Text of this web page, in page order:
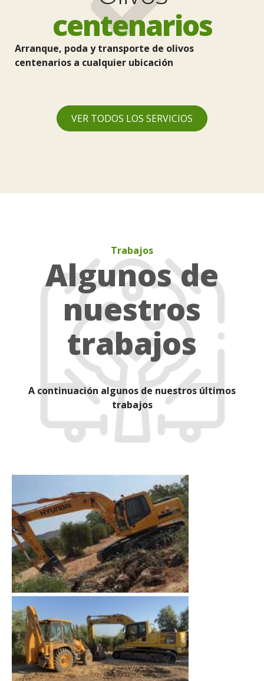
centenarios
Arranque, poda y transporte de olivos
centenarios a cualquier ubicación
VER TODOS LOS SERVICIOS
Trabajos
Algunos de
nuestros
trabajos
A continuación algunos de nuestros últimos
trabajos